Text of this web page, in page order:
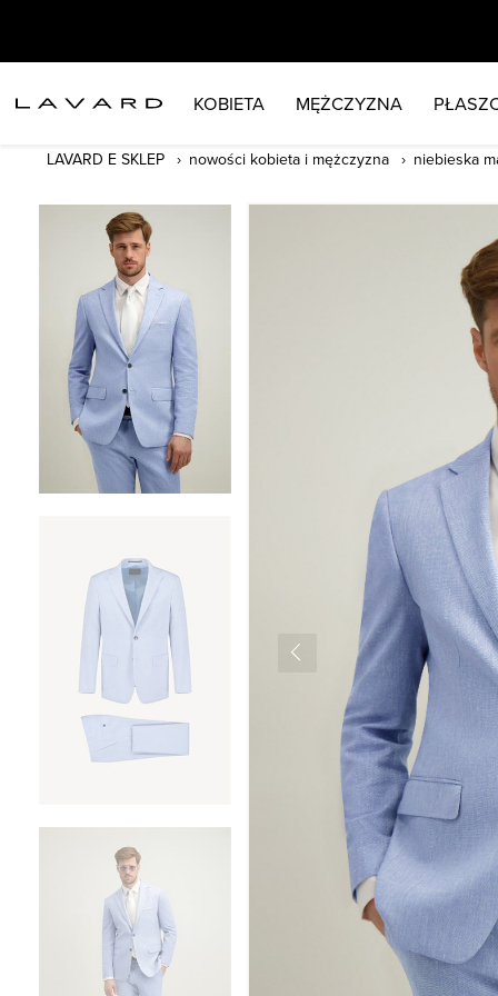
KOBIETA MĘŻCZYZNA
LAVARD E SKLEP nowości kobieta i mężczyzna niebieska